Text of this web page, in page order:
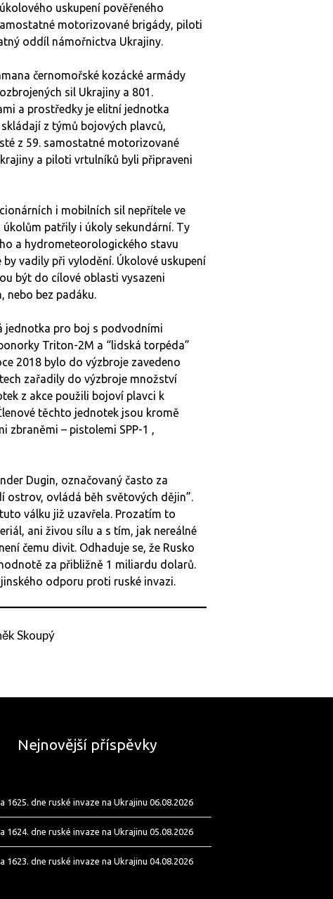
uskupení pověřeného
motorizované brigády, piloti
oddíl námořnictva Ukrajiny.
černomořské kozácké armády
sil Ukrajiny a 801.
a prostředky je elitní jednotka
z týmů bojových plavců,
z 59. samostatné motorizované
a piloti vrtulníků byli připraveni
i mobilních sil nepřítele ve
patřily i úkoly sekundární. Ty
a hydrometeorologického stavu
vadily při vylodění. Úkolové uskupení
být do cílové oblasti vysazeni
nebo bez padáku.
jednotka pro boj s podvodními
Triton-2M a “lidská torpéda”
2018 bylo do výzbroje zavedeno
zařadily do výzbroje množství
z akce použili bojoví plavci k
těchto jednotek jsou kromě
zbraněmi – pistolemi SPP-1 ,
Dugin, označovaný často za
ostrov, ovládá běh světových dějin”.
válku již uzavřela. Prozatím to
ani živou sílu a s tím, jak nereálné
čemu divit. Odhaduje se, že Rusko
za přibližně 1 miliardu dolarů.
odporu proti ruské invazi.
Skoupý
Nejnovější příspěvky
1625. dne ruské invaze na Ukrajinu 06.08.2026
1624. dne ruské invaze na Ukrajinu 05.08.2026
1623. dne ruské invaze na Ukrajinu 04.08.2026